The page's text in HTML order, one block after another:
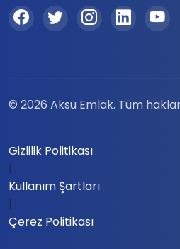
© 2026 Aksu Emlak. Tüm
Gizlilik Politikası
|
Kullanım Şartları
|
Çerez Politikası